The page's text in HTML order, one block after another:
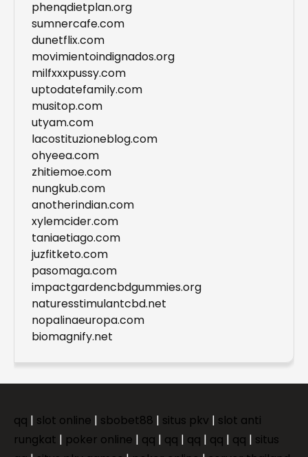
phenqdietplan.org
sumnercafe.com
dunetflix.com
movimientoindignados.org
milfxxxpussy.com
uptodatefamily.com
musitop.com
utyam.com
lacostituzioneblog.com
ohyeea.com
zhitiemoe.com
nungkub.com
anotherindian.com
xylemcider.com
taniaetiago.com
juzfitketo.com
pasomaga.com
impactgardencbdgummies.org
naturesstimulantcbd.net
nopalinaeuropa.com
biomagnify.net
qq | slot online | sbobet88 | situs pkv | slot anti
rungkat | poker online | qq | qq | qq | qq | qq | situs